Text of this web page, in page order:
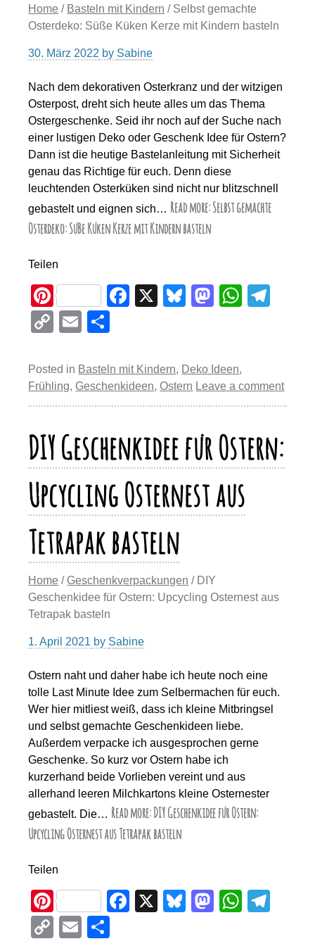
Home / Basteln mit Kindern / Selbst gemachte
Osterdeko: Süße Küken Kerze mit Kindern basteln
30. März 2022 by Sabine
Nach dem dekorativen Osterkranz und der witzigen
Osterpost, dreht sich heute alles um das Thema
Ostergeschenke. Seid ihr noch auf der Suche nach
einer lustigen Deko oder Geschenk Idee für Ostern?
Dann ist die heutige Bastelanleitung mit Sicherheit
genau das Richtige für euch. Denn diese
leuchtenden Osterküken sind nicht nur blitzschnell
gebastelt und eignen sich… Read more: Selbst gemachte
Osterdeko: Süße Küken Kerze mit Kindern basteln
Teilen
Pi
nt
er
e
st
F
e
b
o
o
k
X
Bl
sk
y
M
o
d
o
n
W
A
p
p
a
m
C
p
y
Li
n
k
E
ail e
n
Posted in Basteln mit Kindern, Deko Ideen,
Frühling, Geschenkideen,Ostern Leave a comment
DIY Geschenkidee für Ostern:
Upcycling Osternest aus
Tetrapak basteln
Home / Geschenkverpackungen / DIY
Geschenkidee für Ostern: Upcycling Osternest aus
Tetrapak basteln
1. April 2021 by Sabine
Ostern naht und daher habe ich heute noch eine
tolle Last Minute Idee zum Selbermachen für euch.
Wer hier mitliest weiß, dass ich kleine Mitbringsel
und selbst gemachte Geschenkideen liebe.
Außerdem verpacke ich ausgesprochen gerne
Geschenke. So kurz vor Ostern habe ich
kurzerhand beide Vorlieben vereint und aus
allerhand leeren Milchkartons kleine Osternester
gebastelt. Die… Read more: DIY Geschenkidee für Ostern:
Upcycling Osternest aus Tetrapak basteln
Teilen
Pi
nt
F
X
Bl
M
W
C
E